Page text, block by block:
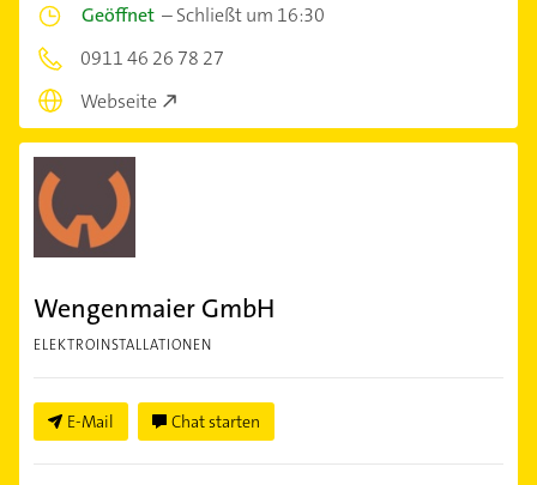
Geöffnet –Schließt um 16:30
0911 46 26 78 27
Webseite
Wengenmaier GmbH
ELEKTROINSTALLATIONEN
E-Mail Chat starten